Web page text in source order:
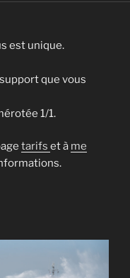
est unique.
que vous
1/1.
tarifs et à me